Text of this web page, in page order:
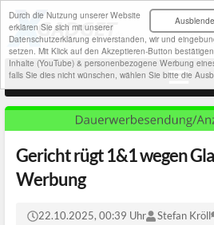
Durch die Nutzung unserer Website
erklären Sie sich mit unserer
Datenschutzerklärung einverstanden, wir und
setzen. Mit Klick auf den Akzeptieren-Button
Inhalte (YouTube) & personenbezogene Werbung
falls Sie dies nicht wünschen, wählen Sie bitte die
Gericht rügt 1&1 wegen
Werbung
22.10.2025, 00:39 Uhr Stefan Kröll